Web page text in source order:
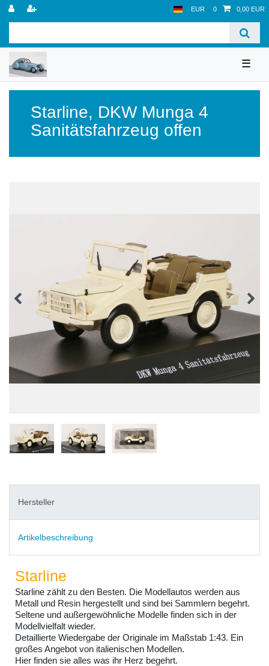
EUR 0 0,00 EUR
☰
Starline, DKW Munga 4
Sanitätsfahrzeug offen
Hersteller
Artikelbeschreibung
Starline
Starline zählt zu den Besten. Die Modellautos werden aus
Metall und Resin hergestellt und sind bei Sammlern begehrt.
Seltene und außergewöhnliche Modelle finden sich in der
Modellvielfalt wieder.
Detaillierte Wiedergabe der Originale im Maßstab 1:43. Ein
großes Angebot von italienischen Modellen.
Hier finden sie alles was ihr Herz begehrt.